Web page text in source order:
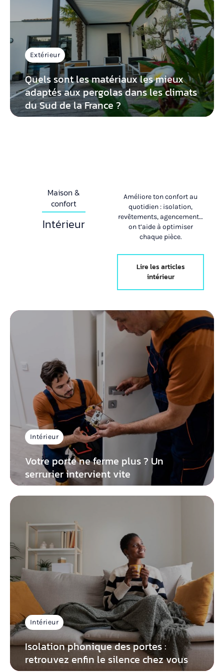
Extérieur
Quels sont les matériaux les mieux
adaptés aux pergolas dans les climats
du Sud de la France ?
Maison &
confort
Intérieur
Améliore ton confort au
quotidien : isolation,
revêtements, agencement…
on t’aide à optimiser
chaque pièce.
Lire les articles
intérieur
Intérieur
Votre porte ne ferme plus ? Un
serrurier intervient vite
Intérieur
Isolation phonique des portes :
retrouvez enfin le silence chez vous